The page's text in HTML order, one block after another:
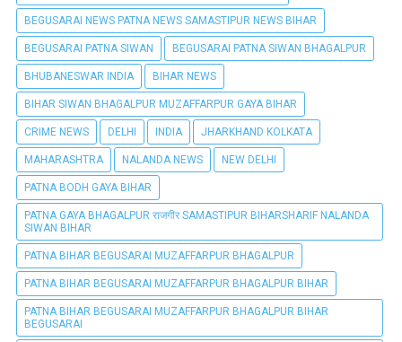
BEGUSARAI NEWS PATNA NEWS SAMASTIPUR NEWS BIHAR
BEGUSARAI PATNA SIWAN BEGUSARAI PATNA SIWAN BHAGALPUR
BHUBANESWAR INDIA BIHAR NEWS
BIHAR SIWAN BHAGALPUR MUZAFFARPUR GAYA BIHAR
CRIME NEWS DELHI INDIA JHARKHAND KOLKATA
MAHARASHTRA NALANDA NEWS NEW DELHI
PATNA BODH GAYA BIHAR
PATNA GAYA BHAGALPUR राजगीर SAMASTIPUR BIHARSHARIF NALANDA
SIWAN BIHAR
PATNA BIHAR BEGUSARAI MUZAFFARPUR BHAGALPUR
PATNA BIHAR BEGUSARAI MUZAFFARPUR BHAGALPUR BIHAR
PATNA BIHAR BEGUSARAI MUZAFFARPUR BHAGALPUR BIHAR
BEGUSARAI